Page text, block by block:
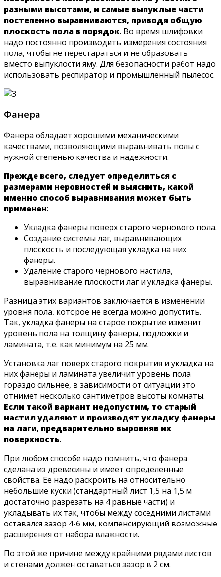
разными высотами, и самые выпуклые части
постепенно выравниваются, приводя общую
плоскость пола в порядок. Во время шлифовки
надо постоянно производить измерения состояния
пола, чтобы не перестараться и не образовать
вместо выпуклости яму. Для безопасности работ надо
использовать респиратор и промышленный пылесос.
Фанера
Фанера обладает хорошими механическими
качествами, позволяющими выравнивать полы с
нужной степенью качества и надежности.
Прежде всего, следует определиться с
размерами неровностей и выяснить, какой
именно способ выравнивания может быть
применен:
Укладка фанеры поверх старого чернового пола.
Создание системы лаг, выравнивающих
плоскость и последующая укладка на них
фанеры.
Удаление старого чернового настила,
выравнивание плоскости лаг и укладка фанеры.
Разница этих вариантов заключается в изменении
уровня пола, которое не всегда можно допустить.
Так, укладка фанеры на старое покрытие изменит
уровень пола на толщину фанеры, подложки и
ламината, т.е. как минимум на 25 мм.
Установка лаг поверх старого покрытия и укладка на
них фанеры и ламината увеличит уровень пола
гораздо сильнее, в зависимости от ситуации это
отнимет несколько сантиметров высоты комнаты.
Если такой вариант недопустим, то старый
настил удаляют и производят укладку фанеры
на лаги, предварительно выровняв их
поверхность.
При любом способе надо помнить, что фанера
сделана из древесины и имеет определенные
свойства. Ее надо раскроить на относительно
небольшие куски (стандартный лист 1,5 на 1,5 м
достаточно разрезать на 4 равные части) и
укладывать их так, чтобы между соседними листами
оставался зазор 4-6 мм, компенсирующий возможные
расширения от набора влажности.
По этой же причине между крайними рядами листов
и стенами должен оставаться зазор в 2 см.